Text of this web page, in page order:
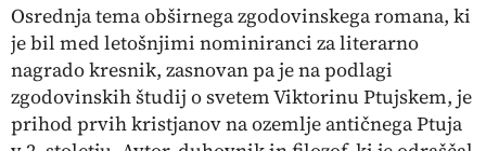
Osrednja tema obširnega zgodovinskega romana, ki
je bil med letošnjimi nominiranci za literarno
nagrado kresnik, zasnovan pa je na podlagi
zgodovinskih študij o svetem Viktorinu Ptujskem, je
prihod prvih kristjanov na ozemlje antičnega Ptuja